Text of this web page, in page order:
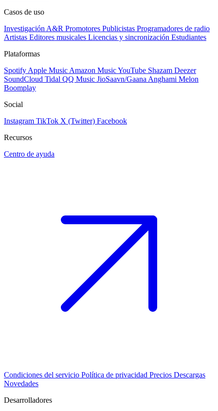
Casos de uso
Investigación A&R Promotores Publicistas Programadores de radio
Artistas Editores musicales Licencias y sincronización Estudiantes
Plataformas
Spotify Apple Music Amazon MusicYouTube Shazam Deezer
SoundCloud Tidal QQ Music JioSaavn/Gaana Anghami Melon
Boomplay
Social
Instagram TikTok X (Twitter) Facebook
Recursos
Centro de ayuda
Condiciones del servicio Política de privacidad Precios Descargas
Novedades
Desarrolladores